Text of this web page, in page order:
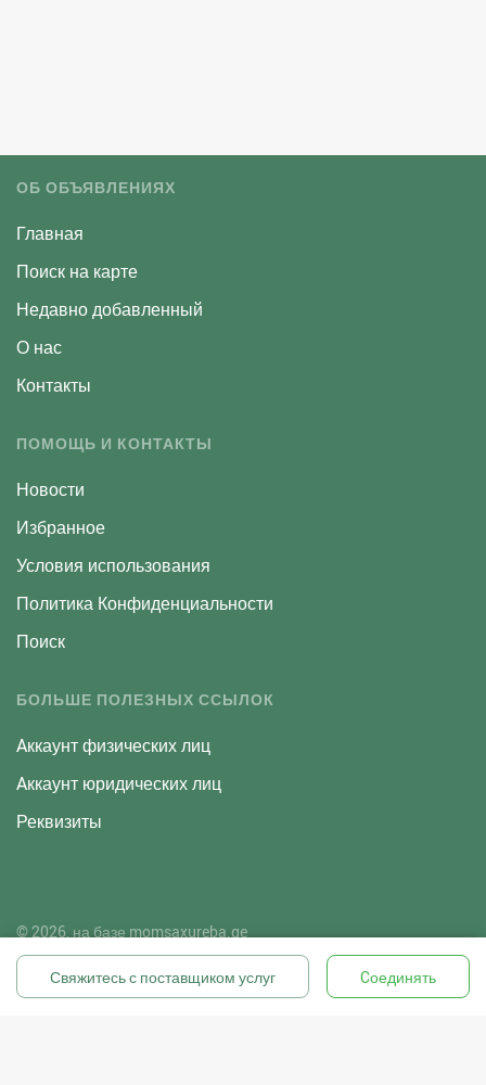
ОБ ОБЪЯВЛЕНИЯХ
Главная
Поиск на карте
Недавно добавленный
О нас
Контакты
ПОМОЩЬ И КОНТАКТЫ
Новости
Избранное
Условия использования
Политика Конфиденциальности
Поиск
БОЛЬШЕ ПОЛЕЗНЫХ ССЫЛОК
Aккаунт физических лиц
Aккаунт юридических лиц
Реквизиты
© 2026, на базе momsaxureba.ge